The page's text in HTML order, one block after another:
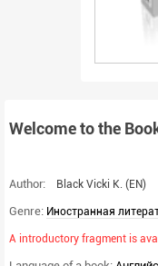
Welcome to the
Author: Black Vicki K. (EN)
Genre: Иностранная
A introductory fragment is